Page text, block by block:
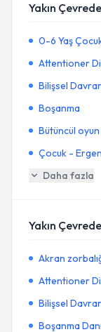
Yakın
0-6 Yaş
Attentioner
Bilişsel
Boşanma
Bütüncül
Çocuk -
Daha fazla
Yakın
Akran
Attentioner
Bilişsel
Boşanma